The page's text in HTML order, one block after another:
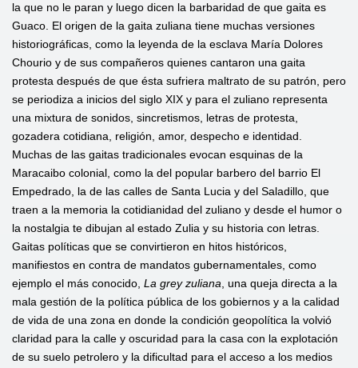
la que no le paran y luego dicen la barbaridad de que gaita es
Guaco. El origen de la gaita zuliana tiene muchas versiones
historiográficas, como la leyenda de la esclava María Dolores
Chourio y de sus compañeros quienes cantaron una gaita
protesta después de que ésta sufriera maltrato de su patrón, pero
se periodiza a inicios del siglo XIX y para el zuliano representa
una mixtura de sonidos, sincretismos, letras de protesta,
gozadera cotidiana, religión, amor, despecho e identidad.
Muchas de las gaitas tradicionales evocan esquinas de la
Maracaibo colonial, como la del popular barbero del barrio El
Empedrado, la de las calles de Santa Lucia y del Saladillo, que
traen a la memoria la cotidianidad del zuliano y desde el humor o
la nostalgia te dibujan al estado Zulia y su historia con letras.
Gaitas políticas que se convirtieron en hitos históricos,
manifiestos en contra de mandatos gubernamentales, como
ejemplo el más conocido, La grey zuliana , una queja directa a la
mala gestión de la política pública de los gobiernos y a la calidad
de vida de una zona en donde la condición geopolítica la volvió
claridad para la calle y oscuridad para la casa con la explotación
de su suelo petrolero y la dificultad para el acceso a los medios